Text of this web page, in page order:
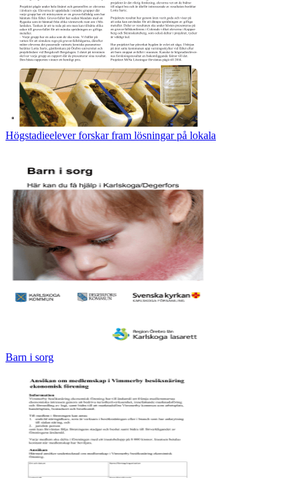
Högstadieelever forskar fram lösningar på lokala
Barn i sorg